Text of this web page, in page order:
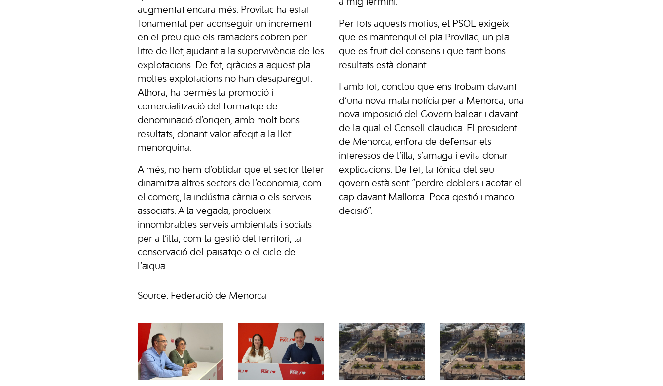
augmentat encara més. Provilac ha estat
fonamental per aconseguir un increment
en el preu que els ramaders cobren per
litre de llet, ajudant a la supervivència de les
explotacions. De fet, gràcies a aquest pla
moltes explotacions no han desaparegut.
Alhora, ha permès la promoció i
comercialització del formatge de
denominació d’origen, amb molt bons
resultats, donant valor afegit a la llet
menorquina.
A més, no hem d’oblidar que el sector lleter
dinamitza altres sectors de l’economia, com
el comerç, la indústria càrnia o els serveis
associats. A la vegada, produeix
innombrables serveis ambientals i socials
per a l’illa, com la gestió del territori, la
conservació del paisatge o el cicle de
l’aigua.
a mig termini.
Per tots aquests motius, el PSOE exigeix
que es mantengui el pla Provilac, un pla
que es fruit del consens i que tant bons
resultats està donant.
I amb tot, conclou que ens trobam davant
d’una nova mala notícia per a Menorca, una
nova imposició del Govern balear i davant
de la qual el Consell claudica. El president
de Menorca, enfora de defensar els
interessos de l’illa, s’amaga i evita donar
explicacions. De fet, la tònica del seu
govern està sent “perdre doblers i acotar el
cap davant Mallorca. Poca gestió i manco
decisió”.
Source: Federació de Menorca